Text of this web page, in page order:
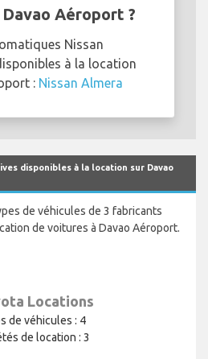
Aéroport ?
Nissan
à la location
: Nissan Almera
disponibles à la location sur Davao
de véhicules de 3 fabricants
de voitures à Davao Aéroport.
Locations
de véhicules : 4
de location : 3